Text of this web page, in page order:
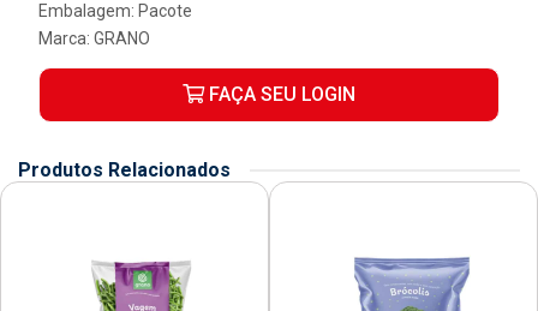
Embalagem: Pacote
Marca: GRANO
FAÇA SEU LOGIN
Produtos Relacionados